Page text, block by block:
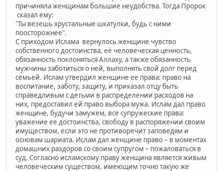
причиняла женщинам большие неудобства. Тогда Пророк
сказал ему:
"Ты везешь хрустальные шкатулки, будь с ними
поосторожнее".
С приходом Ислама вернулось женщине чувство
собственного достоинства, её человеческая ценность,
обязанность поклоняться Аллаху, а также обязанность
мужчины заботиться о ней, выполнять свой долг перед
семьей. Ислам утвердил женщине ее права: право на
воспитание, заботу, защиту, и приказал отцу быть
справедливым с детьми в распределении расходов на
них, предоставил ей право выбора мужа. Ислам дал право
женщине, будучи замужем, все супружеские права:
уважение ее достоинства, свободу в распоряжении своим
имуществом, если это не противоречит заповедям и
основам шариата. Ислам дал женщине право – в моментах
домашних раздоров со своим супругом – пожаловаться в
суд. Согласно исламскому праву женщина является живым
человеческим существом, имеющим точно такую же